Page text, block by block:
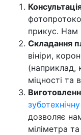
прикус. Нам
Складання
вініри,
(наприклад,
міцності та
дозволяє
міліметра